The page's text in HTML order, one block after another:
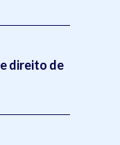
direito de